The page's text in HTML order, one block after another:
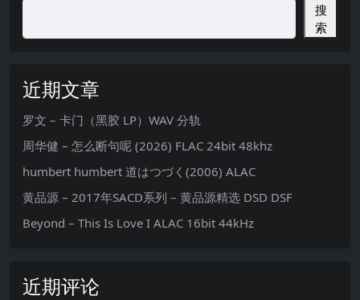
搜
索
近期文章
罗文 – 卡门（黑胶 LP）WAV 分轨
周华健 – 怎么断句呢 (2026) FLAC 24bit 48khz
humbert humbert 道はつづく(2006) ALAC
黄品源 – 2017年SACD系列 – 黄品源精选 DSD DSF
Beyond – This Is Love I ALAC 16bit 44kHz
近期评论